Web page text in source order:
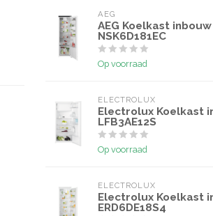
AEG
AEG Koelkast inbouw
NSK6D181EC
Op voorraad
ELECTROLUX
Electrolux Koelkast
LFB3AE12S
Op voorraad
ELECTROLUX
Electrolux Koelkast
ERD6DE18S4